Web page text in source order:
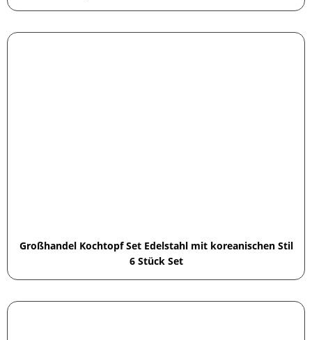
Großhandel Kochtopf Set Edelstahl mit koreanischen Stil
6 Stück Set